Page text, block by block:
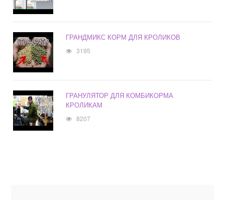
ГРАНДМИКС КОРМ ДЛЯ КРОЛИКОВ
3195
ГРАНУЛЯТОР ДЛЯ КОМБИКОРМА
КРОЛИКАМ
8207